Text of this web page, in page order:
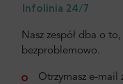
Infolinia 24/7
Nasz zespół dba o
bezproblemowo.
Otrzymasz e-mail